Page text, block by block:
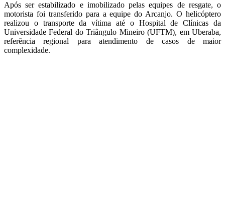
Após ser estabilizado e imobilizado pelas equipes de resgate, o
motorista foi transferido para a equipe do Arcanjo. O helicóptero
realizou o transporte da vítima até o Hospital de Clínicas da
Universidade Federal do Triângulo Mineiro (UFTM), em Uberaba,
referência regional para atendimento de casos de maior
complexidade.